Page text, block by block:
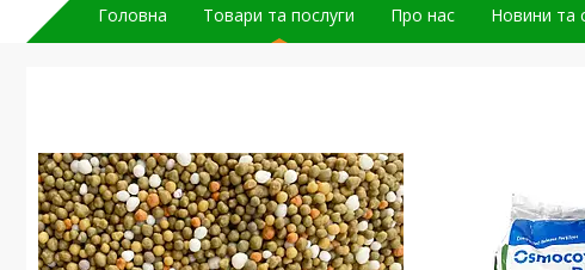
Головна Товари та послуги Про нас Новини та